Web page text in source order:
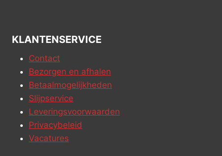
KLANTENSERVICE
Contact
Bezorgen en afhalen
Betaalmogelijkheden
Slijpservice
Leveringsvoorwaarden
Privacybeleid
Vacatures